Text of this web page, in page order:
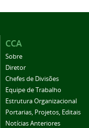
CCA
Sobre
Diretor
Chefes de Divisões
Equipe de Trabalho
Estrutura Organizacional
Portarias, Projetos, Editais
Notícias Anteriores